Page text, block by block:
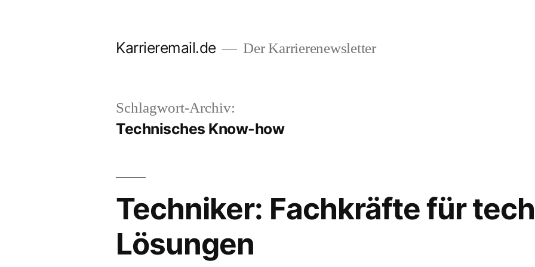
Karrieremail.de Der Karrierenewsletter
Schlagwort-Archiv:
Technisches Know-how
Techniker: Fachkräfte für
Lösungen